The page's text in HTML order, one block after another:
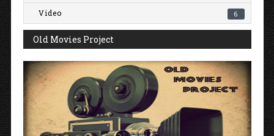
Video 6
Old Movies Project